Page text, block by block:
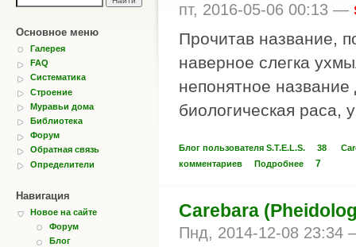
Основное меню
Галерея
FAQ
Систематика
Строение
Муравьи дома
Библиотека
Форум
Обратная связь
Определители
Навигация
Новое на сайте
Форум
Блог
пт, 2016-05-06 00:13 —
Прочитав название,
наверное слегка
непонятное
биологическая раса,
Блог пользователя S.T.E.L.S.
38
комментариев
Подробнее 7
Carebara
Пнд, 2014-12-08